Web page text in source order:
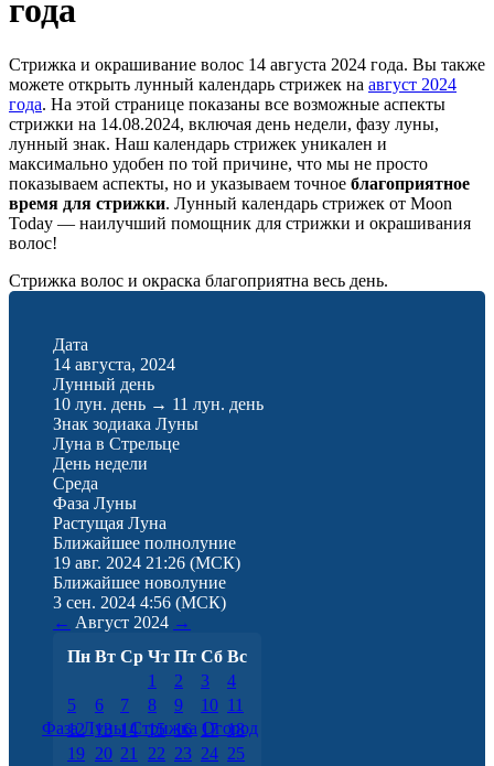
года
Стрижка и окрашивание волос 14 августа 2024 года. Вы также
можете открыть лунный календарь стрижек на август 2024
года. На этой странице показаны все возможные аспекты
стрижки на 14.08.2024, включая день недели, фазу луны,
лунный знак. Наш календарь стрижек уникален и
максимально удобен по той причине, что мы не просто
показываем аспекты, но и указываем точное благоприятное
время для стрижки. Лунный календарь стрижек от Moon
Today — наилучший помощник для стрижки и окрашивания
волос!
Стрижка волос и окраска благоприятна весь день.
Дата
14 августа, 2024
Лунный день
10 лун. день → 11 лун. день
Знак зодиака Луны
Луна в Стрельце
День недели
Среда
Фаза Луны
Растущая Луна
Ближайшее полнолуние
19 авг. 2024 21:26 (МСК)
Ближайшее новолуние
3 сен. 2024 4:56 (МСК)
← Август 2024 →
Пн Вт Ср Чт Пт Сб Вс
1
2 3
4
5
6 7 8 9 10 11
12 13 14 15 16 17 18
19 20 21 22 23 24 25
Фаза Луны Стрижка Огород